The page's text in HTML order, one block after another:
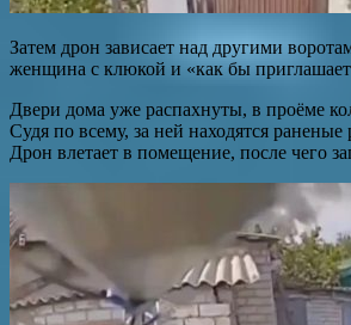
Затем дрон зависает над другими
женщина с клюкой и «как бы
Двери дома уже распахнуты, в проёме
Судя по всему, за ней находятся раненые
Дрон влетает в помещение, после чего